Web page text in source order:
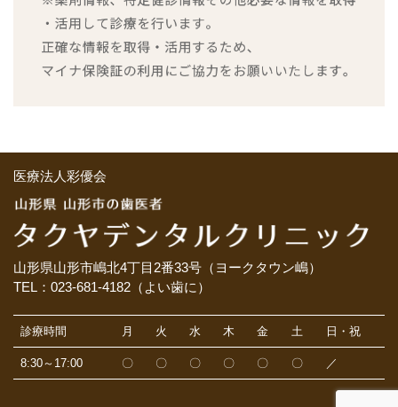
医療法人彩優会
山形県山形市嶋北4丁目2番33号（ヨークタウン嶋）
TEL：023-681-4182（よい歯に）
診療時間 月 火 水 木 金 土 日・祝
8:30～17:00 〇 〇 〇 〇 〇 〇 ／